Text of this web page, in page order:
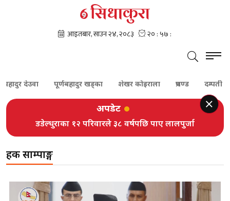
देउवा पूर्णबहादुर खड्का शेखर कोइराला प्रचण्ड दम्पती
अपडेट
डडेल्धुराका १२ परिवारले ३८ वर्षपछि पाए लालपुर्जा
हर्क साम्पाङ्ग